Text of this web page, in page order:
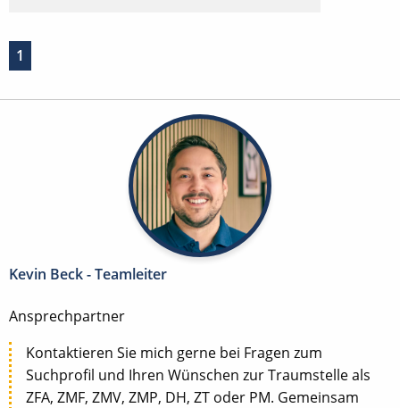
1
Kevin Beck - Teamleiter
Ansprechpartner
Kontaktieren Sie mich gerne bei Fragen zum
Suchprofil und Ihren Wünschen zur Traumstelle als
ZFA, ZMF, ZMV, ZMP, DH, ZT oder PM. Gemeinsam